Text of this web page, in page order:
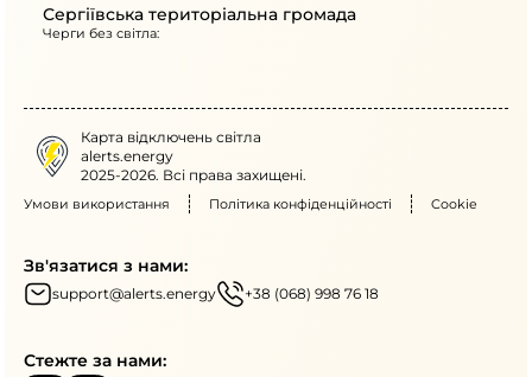
Сергіївська територіальна громада
Черги без світла:
Карта відключень світла
alerts.energy
2025-2026. Всі права захищені.
Умови використання Політика конфіденційності Cookie
Зв'язатися з нами:
support@alerts.energy +38 (068) 998 76 18
Стежте за нами: